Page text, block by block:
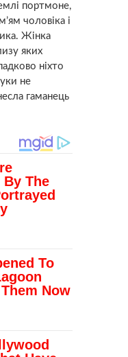
портмоне,
чоловіка і
Жінка
яких
ніхто
не
гаманець